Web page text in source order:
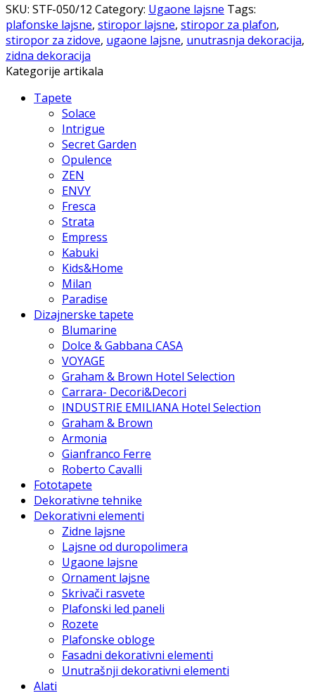
SKU: STF-050/12 Category: Ugaone lajsne Tags:
plafonske lajsne, stiropor lajsne, stiropor za plafon,
stiropor za zidove, ugaone lajsne, unutrasnja dekoracija,
zidna dekoracija
Kategorije artikala
Tapete
Solace
Intrigue
Secret Garden
Opulence
ZEN
ENVY
Fresca
Strata
Empress
Kabuki
Kids&Home
Milan
Paradise
Dizajnerske tapete
Blumarine
Dolce & Gabbana CASA
VOYAGE
Graham & Brown Hotel Selection
Carrara- Decori&Decori
INDUSTRIE EMILIANA Hotel Selection
Graham & Brown
Armonia
Gianfranco Ferre
Roberto Cavalli
Fototapete
Dekorativne tehnike
Dekorativni elementi
Zidne lajsne
Lajsne od duropolimera
Ugaone lajsne
Ornament lajsne
Skrivači rasvete
Plafonski led paneli
Rozete
Plafonske obloge
Fasadni dekorativni elementi
Unutrašnji dekorativni elementi
Alati